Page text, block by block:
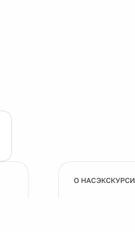
О НАС